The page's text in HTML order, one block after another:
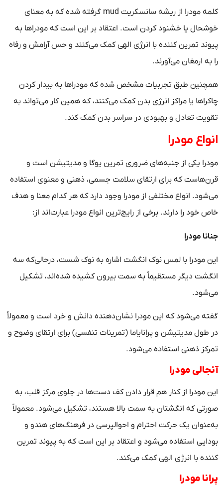
کلمه مودرا از ریشه سانسکریت mud گرفته شده که به معنای
خوشحال یا خشنود کردن است. اعتقاد بر این است که مودراها به
پیوند تمرین کننده با انرژی الهی کمک می‌کنند و حس آرامش و رفاه
را به ارمغان می‌آورند.
همچنین طبق تجربیات مشخص شده که مودراها به بیدار کردن
چاکراها یا مراکز انرژی بدن کمک می‌کنند، که همین کار می‌تواند به
تقویت تعادل و بهبودی در سراسر بدن کمک کند.
انواع مودرا
مودرا یکی از جنبه‌های ضروری تمرین یوگا و مدیتیشن است و
قرن‌هاست که برای ارتقای سلامت جسمی، ذهنی و معنوی استفاده
می‌شود. انواع مختلفی از مودرا وجود دارد که هر کدام معنا و هدف
خاص خود را دارند. برخی از رایج‌ترین انواع مودرا عبارت‌اند از:
جنانا مودرا
این مودرا با لمس نوک انگشت اشاره به نوک شست، درحالی‌که سه
انگشت دیگر مستقیماً به سمت بیرون کشیده شده‌اند، تشکیل
می‌شود.
گفته می‌شود که این مودرا نشان‌دهنده دانش و خرد است و معمولاً
در طول مدیتیشن و پرانایاما (تمرینات تنفسی) برای ارتقای وضوح و
تمرکز ذهنی استفاده می‌شود.
آنجالی مودرا
این مودرا از کنار هم قرار دادن کف دست‌ها در جلوی مرکز قلب، به
صورتی که انگشتان به سمت بالا هستند، تشکیل می‌شود. معمولاً
به‌عنوان یک حرکت احترام و احوالپرسی در فرهنگ‌های هندو و
بودایی استفاده می‌شود و اعتقاد بر این است که به پیوند تمرین
کننده با انرژی الهی کمک می‌کند.
پرانا مودرا